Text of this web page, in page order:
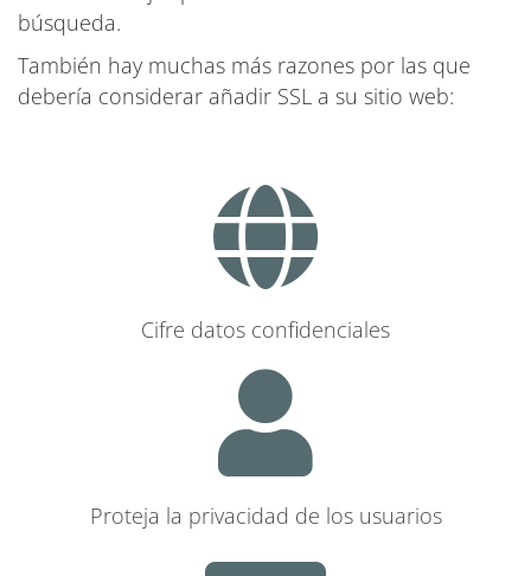
búsqueda.
También hay muchas más razones por las que
debería considerar añadir SSL a su sitio web:
Cifre datos confidenciales
Proteja la privacidad de los usuarios